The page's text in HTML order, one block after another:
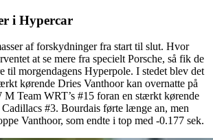
i Hypercar
af forskydninger fra start til slut. Hvor
at se mere fra specielt Porsche, så fik de
til morgendagens Hyperpole. I stedet blev det
kørende Dries Vanthoor kan overnatte på
Team WRT’s #15 foran en stærkt kørende
#3. Bourdais førte længe an, men
Vanthoor, som endte i top med -0.177 sek.